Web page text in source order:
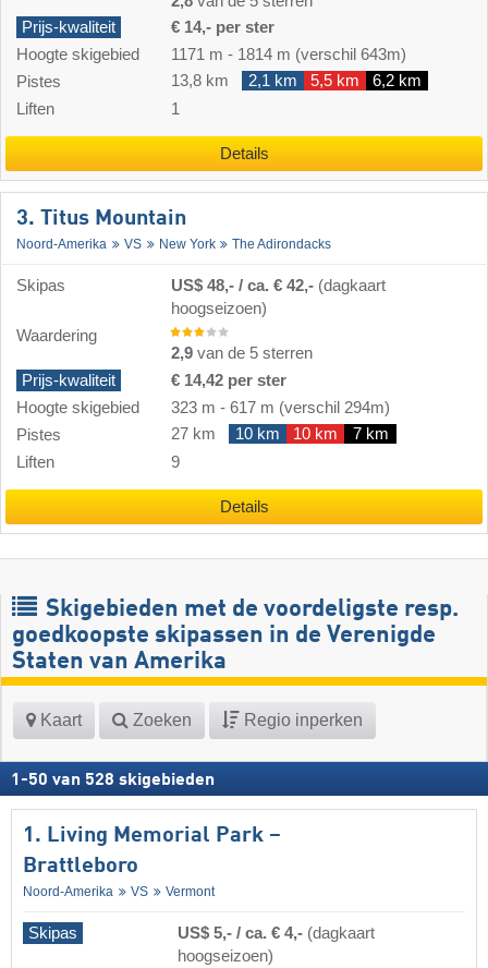
Prijs-kwaliteit
€ 14,- per ster
Hoogte skigebied
1171 m - 1814 m (verschil 643m)
Pistes
13,8 km 2,1 km 5,5 km
6,2 km
Liften
1
Details
3. Titus Mountain
Noord-Amerika VS New York The Adirondacks
Skipas US$ 48,- / ca. € 42,- (dagkaart
hoogseizoen)
Waardering
2,9 van de 5 sterren
Prijs-kwaliteit
€ 14,42 per ster
Hoogte skigebied
323 m - 617 m (verschil 294m)
Pistes
27 km 10 km 10 km
7 km
Liften
9
Details
Skigebieden met de voordeligste resp.
goedkoopste skipassen in de Verenigde
Staten van Amerika
Kaart Zoeken Regio inperken
1 -50 van 528 skigebieden
1. Living Memorial Park –
Brattleboro
Noord-Amerika VS Vermont
Skipas US$ 5,- / ca. € 4,- (dagkaart
hoogseizoen)